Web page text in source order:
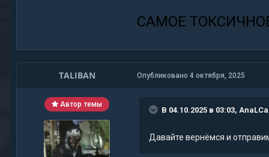
САМОЕ
TALIBAN
Автор темы
Опубликовано 4 октября, 2025
В 04.10.2025 в 03:03,
Давайте вернёмся и